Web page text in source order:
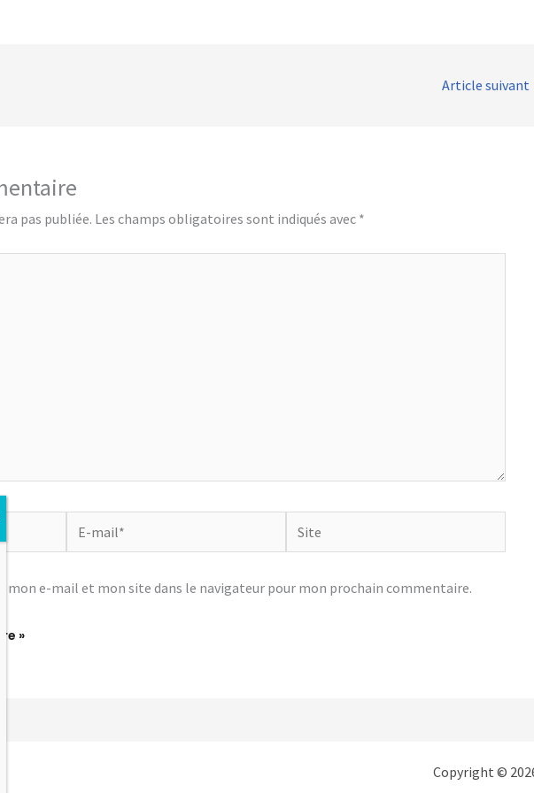
Article suivant
pas publiée. Les champs obligatoires sont indiqués avec *
mail*
Site
mon e-mail et mon site dans le navigateur pour mon prochain commentaire.
Copyright ©